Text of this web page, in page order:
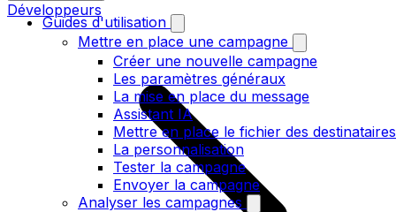
Guides d'utilisation
Mettre en place une campagne
Créer une nouvelle campagne
Les paramètres généraux
La mise en place du message
Assistant IA
Mettre en place le fichier des destinataires
La personnalisation
Tester la campagne
Envoyer la campagne
Analyser les campagnes
Développeurs